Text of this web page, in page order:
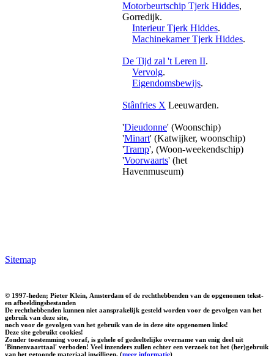
Motorbeurtschip Tjerk Hiddes,
Gorredijk.
Interieur Tjerk Hiddes.
Machinekamer Tjerk Hiddes.
De Tijd zal 't Leren II.
Vervolg.
Eigendomsbewijs.
Stânfries X Leeuwarden.
'Dieudonne' (Woonschip)
'Minart' (Katwijker, woonschip)
'Tramp', (Woon-weekendschip)
'Voorwaarts' (het
Havenmuseum)
Sitemap
© 1997-heden; Pieter Klein, Amsterdam of de rechthebbenden van de opgenomen tekst-
en afbeeldingsbestanden
De rechthebbenden kunnen niet aansprakelijk gesteld worden voor de gevolgen van het
gebruik van deze site,
noch voor de gevolgen van het gebruik van de in deze site opgenomen links!
Deze site gebruikt cookies!
Zonder toestemming vooraf, is gehele of gedeeltelijke overname van enig deel uit
'Binnenvaarttaal' verboden! Veel inzenders zullen echter een verzoek tot het (her)gebruik
van het getoonde materiaal inwilligen. (meer informatie)